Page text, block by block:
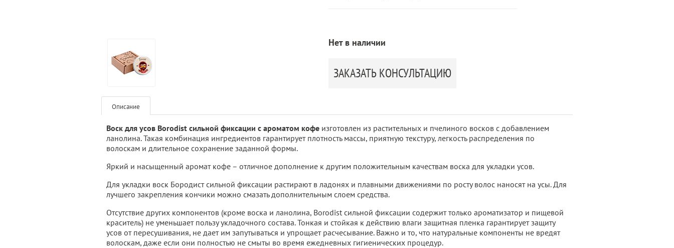
Нет в наличии
ЗАКАЗАТЬ КОНСУЛЬТАЦИЮ
Описание
Воск для усов Borodist сильной фиксации с ароматом кофе изготовлен из растительных и пчелиного восков с добавлением
ланолина. Такая комбинация ингредиентов гарантирует плотность массы, приятную текстуру, легкость распределения по
волоскам и длительное сохранение заданной формы.
Яркий и насыщенный аромат кофе – отличное дополнение к другим положительным качествам воска для укладки усов.
Для укладки воск Бородист сильной фиксации растирают в ладонях и плавными движениями по росту волос наносят на усы. Для
лучшего закрепления кончики можно смазать дополнительным слоем средства.
Отсутствие других компонентов (кроме воска и ланолина, Borodist сильной фиксации содержит только ароматизатор и пищевой
краситель) не уменьшает пользу укладочного состава. Тонкая и стойкая к действию влаги защитная пленка гарантирует защиту
усов от пересушивания, не дает им запутываться и упрощает расчесывание. Важно и то, что натуральные компоненты не вредят
волоскам, даже если они полностью не смыты во время ежедневных гигиенических процедур.